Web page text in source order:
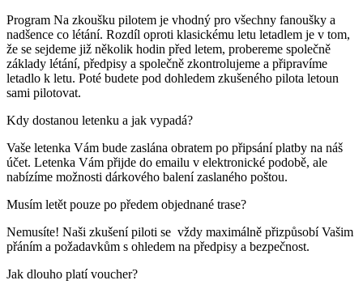
Program Na zkoušku pilotem je vhodný pro všechny fanoušky a
nadšence co létání. Rozdíl oproti klasickému letu letadlem je v tom,
že se sejdeme již několik hodin před letem, probereme společně
základy létání, předpisy a společně zkontrolujeme a připravíme
letadlo k letu. Poté budete pod dohledem zkušeného pilota letoun
sami pilotovat.
Kdy dostanou letenku a jak vypadá?
Vaše letenka Vám bude zaslána obratem po připsání platby na náš
účet. Letenka Vám přijde do emailu v elektronické podobě, ale
nabízíme možnosti dárkového balení zaslaného poštou.
Musím letět pouze po předem objednané trase?
Nemusíte! Naši zkušení piloti se vždy maximálně přizpůsobí Vašim
přáním a požadavkům s ohledem na předpisy a bezpečnost.
Jak dlouho platí voucher?